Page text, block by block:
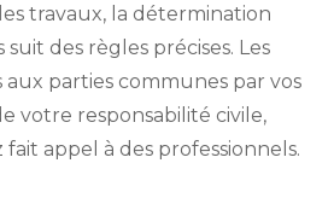
travaux, la détermination
suit des règles précises. Les
aux parties communes par vos
votre responsabilité civile,
fait appel à des professionnels.